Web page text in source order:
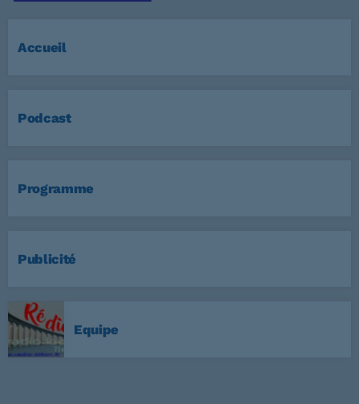
Accueil
Podcast
Programme
Publicité
Equipe